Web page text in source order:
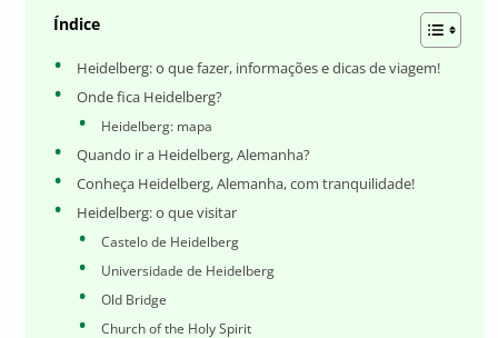
Índice
Heidelberg: o que fazer, informações e dicas de viagem!
Onde fica Heidelberg?
Heidelberg: mapa
Quando ir a Heidelberg, Alemanha?
Conheça Heidelberg, Alemanha, com tranquilidade!
Heidelberg: o que visitar
Castelo de Heidelberg
Universidade de Heidelberg
Old Bridge
Church of the Holy Spirit